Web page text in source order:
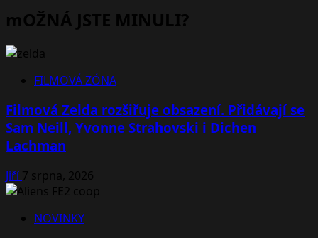
mOŽNÁ JSTE MINULI?
FILMOVÁ ZÓNA
Filmová Zelda rozšiřuje obsazení. Přidávají se
Sam Neill, Yvonne Strahovski i Dichen
Lachman
Jiří7 srpna, 2026
NOVINKY